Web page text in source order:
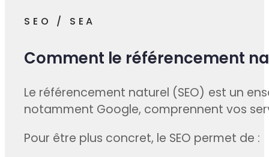
SEO / SEA
Comment le référencement
Le référencement naturel (SEO) est un
notamment Google, comprennent vos
Pour être plus concret, le SEO permet de :